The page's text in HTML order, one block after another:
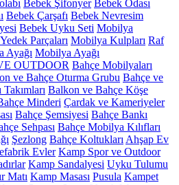
Bebek Şifonyer Bebek Odası
Bebek Çarşafı Bebek Nevresim
Bebek Uyku Seti Mobilya
Parçaları Mobilya Kulpları Raf
Ayağı Mobilya Ayağı
OUTDOOR Bahçe Mobilyaları
ve Bahçe Oturma Grubu Bahçe ve
Balkon ve Bahçe Köşe
Minderi Çardak ve Kameriyeler
Bahçe Şemsiyesi Bahçe Bankı
Sehpası Bahçe Mobilya Kılıfları
Şezlong Bahçe Koltukları Ahşap Ev
Evler Kamp Spor ve Outdoor
Kamp Sandalyesi Uyku Tulumu
Matı Kamp Masası Pusula Kampet